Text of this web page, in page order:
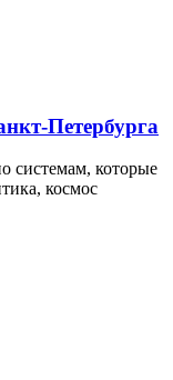
Петербурга
системам, которые
космос